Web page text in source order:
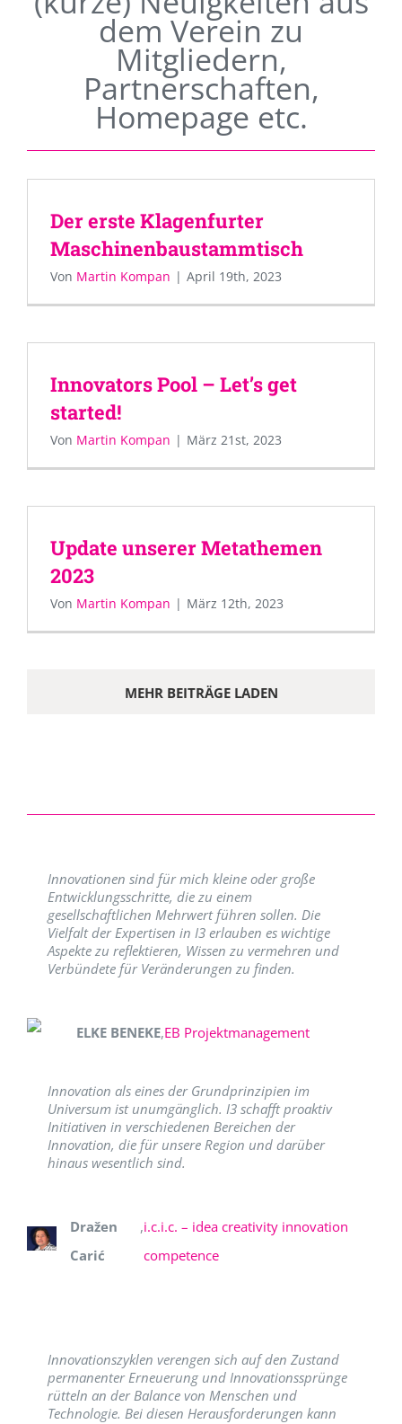
dem Verein zu
Mitgliedern,
Partnerschaften,
Homepage etc.
Der erste Klagenfurter
Maschinenbaustammtisch
Von Martin Kompan | April 19th, 2023
Innovators Pool – Let’s get
started!
Von Martin Kompan | März 21st, 2023
Update unserer Metathemen
2023
Von Martin Kompan | März 12th, 2023
MEHR BEITRÄGE LADEN
Innovationen sind für mich kleine oder große
Entwicklungsschritte, die zu einem
gesellschaftlichen Mehrwert führen sollen. Die
Vielfalt der Expertisen in I3 erlauben es wichtige
Aspekte zu reflektieren, Wissen zu vermehren und
Verbündete für Veränderungen zu finden.
ELKE BENEKE,EB Projektmanagement
Innovation als eines der Grundprinzipien im
Universum ist unumgänglich. I3 schafft proaktiv
Initiativen in verschiedenen Bereichen der
Innovation, die für unsere Region und darüber
hinaus wesentlich sind.
Dražen
Carić
,i.c.i.c. – idea creativity innovation
competence
Innovationszyklen verengen sich auf den Zustand
permanenter Erneuerung und Innovationssprünge
rütteln an der Balance von Menschen und
Technologie. Bei diesen Herausforderungen kann